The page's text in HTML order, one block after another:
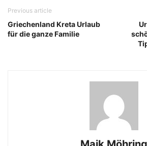
Previous article
Griechenland Kreta Urlaub
für die ganze Familie